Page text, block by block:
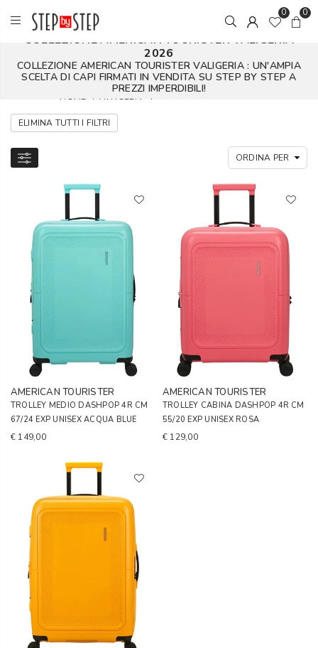
0 0
COLLEZIONE AMERICAN TOURISTER VALIGERIA
2026
COLLEZIONE AMERICAN TOURISTER VALIGERIA : UN'AMPIA
SCELTA DI CAPI FIRMATI IN VENDITA SU STEP BY STEP A
PREZZI IMPERDIBILI!
HOME | VALIGERIA |
ELIMINA TUTTI I FILTRI
AMERICAN TOURISTER
TROLLEY MEDIO DASHPOP 4R CM
67/24 EXP UNISEX ACQUA BLUE
€ 149,00
AMERICAN TOURISTER
TROLLEY CABINA DASHPOP 4R CM
55/20 EXP UNISEX ROSA
€ 129,00